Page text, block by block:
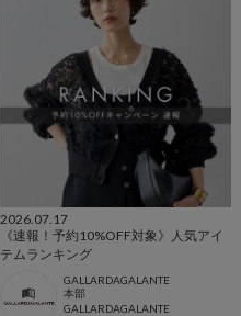
2026.07.17
《速報！予約10%OFF対象》人気アイ
テムランキング
GALLARDAGALANTE
本部
GALLARDAGALANTE